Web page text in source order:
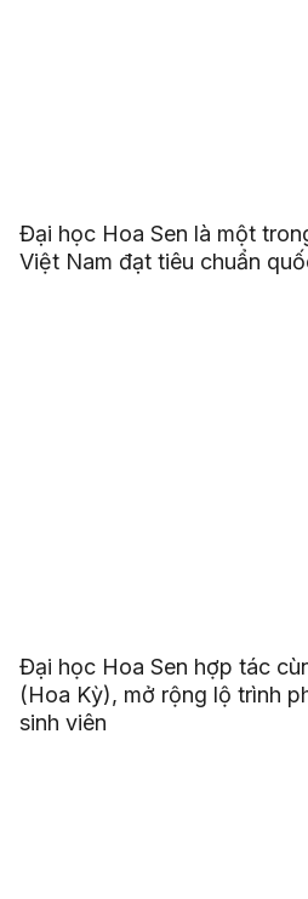
Đại học Hoa Sen là một
Việt Nam đạt tiêu chuẩn
Đại học Hoa Sen hợp tác
(Hoa Kỳ), mở rộng lộ trình
sinh viên